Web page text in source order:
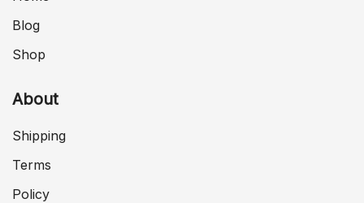
Blog
Shop
About
Shipping
Terms
Policy